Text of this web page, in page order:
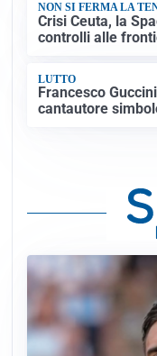
NON SI FERMA LA
Crisi Ceuta, la
controlli alle
LUTTO
Francesco
cantautore